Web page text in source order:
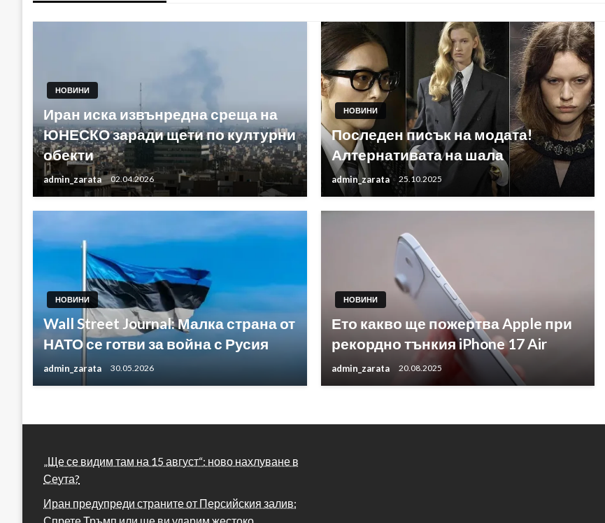
НОВИНИ
Иран иска извънредна среща на
ЮНЕСКО заради щети по културни
обекти
admin_zarata 02.04.2026
НОВИНИ
Последен писък на модата!
Алтернативата на шала
admin_zarata 25.10.2025
НОВИНИ
Wall Street Journal: Малка страна от
НАТО се готви за война с Русия
admin_zarata 30.05.2026
НОВИНИ
Ето какво ще пожертва Apple при
рекордно тънкия iPhone 17 Air
admin_zarata 20.08.2025
„Ще се видим там на 15 август“: ново нахлуване в
Сеута?
Иран предупреди страните от Персийския залив: